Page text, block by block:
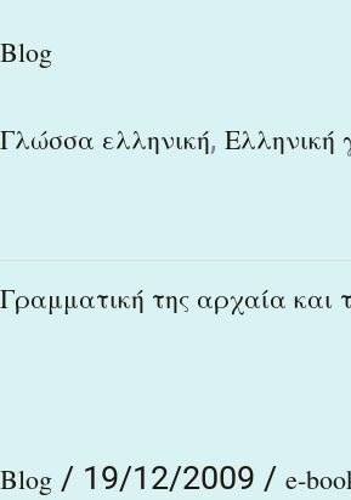
Blog
Γλώσσα ελληνική, Ελληνική
Γραμματική της αρχαία και
Blog / 19/12/2009 / e-
Γραμματική
της